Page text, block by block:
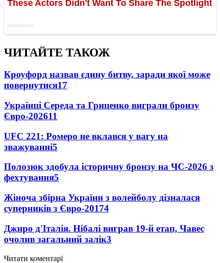
ЧИТАЙТЕ ТАКОЖ
Кроуфорд назвав єдину битву, заради якої може
повернутися17
Українці Середа та Гриценко виграли бронзу
Євро-202611
UFC 221: Ромеро не вклався у вагу на
зважуванні5
Полозюк здобула історичну бронзу на ЧС-2026 з
фехтування5
Жіноча збірна України з волейболу дізналася
суперників з Євро-20174
Джиро д'Італія. Нібалі виграв 19-й етап, Чавес
очолив загальний залік3
Читати коментарі